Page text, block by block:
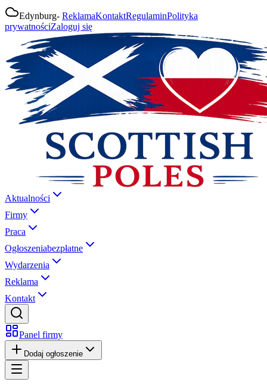
Edynburg- ReklamaKontaktRegulaminPolityka
prywatnościZaloguj się
Aktualności
Firmy
Praca
Ogłoszeniabezpłatne
Wydarzenia
Reklama
Kontakt
Panel firmy
Dodaj ogłoszenie